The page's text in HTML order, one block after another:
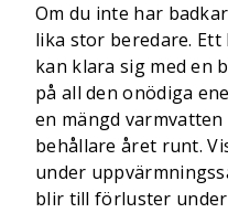
Om du inte har
lika stor beredare.
kan klara sig med en
på all den onödiga
en mängd
behållare året runt.
under
blir till förluster